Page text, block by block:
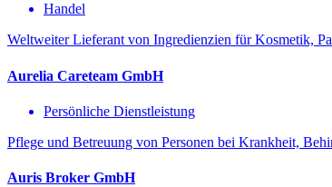
Handel
Weltweiter Lieferant von Ingredienzien für Kosmetik,
Aurelia Careteam GmbH
Persönliche Dienstleistung
Pflege und Betreuung von Personen bei Krankheit,
Auris Broker GmbH